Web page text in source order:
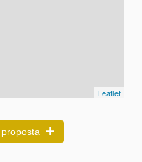
Leaflet